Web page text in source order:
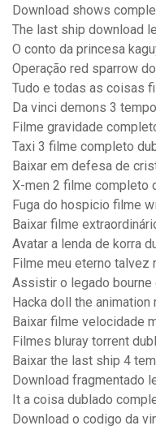
Download shows
The last ship download
O conto da princesa
Operação red sparrow
Tudo e todas as coisas
Da vinci demons 3
Filme gravidade
Taxi 3 filme completo
Baixar em defesa de
X-men 2 filme completo
Fuga do hospicio filme
Baixar filme
Avatar a lenda de korra
Filme meu eterno talvez
Assistir o legado bourne
Hacka doll the
Baixar filme velocidade
Filmes bluray torrent
Baixar the last ship 4
Download fragmentado
It a coisa dublado
Download o codigo da